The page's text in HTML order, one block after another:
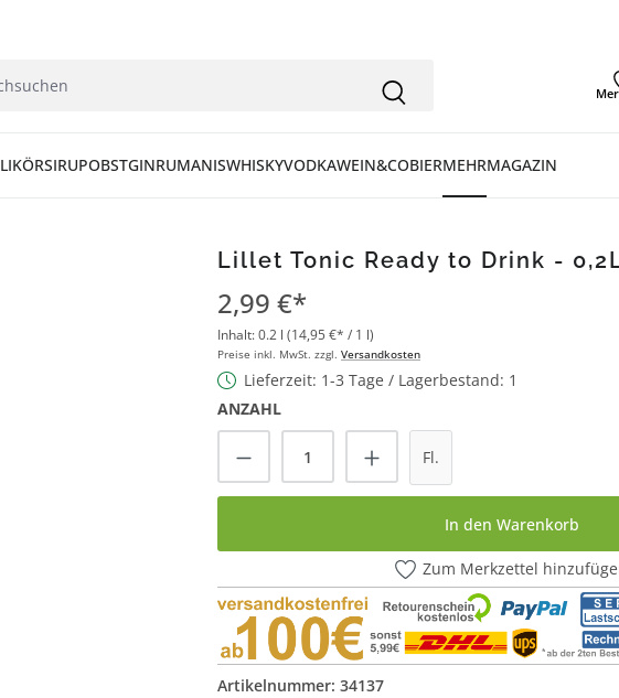
LIKÖRSIRUPOBSTGINRUMANISWHISKYVODKAWEIN&COBIERMEHRMAGAZIN
Lillet Tonic Ready to Drink -
2,99 €*
Inhalt:0.2 l (14,95 €* / 1 l)
Preise inkl. MwSt. zzgl. Versandkosten
Lieferzeit: 1-3 Tage / Lagerbestand: 1
ANZAHL
Produkt Anzahl: Gib den
Fl.
In den Warenkorb
Zum Merkzettel
Artikelnummer: 34137